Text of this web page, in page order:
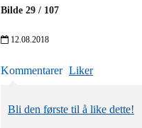
Bilde 29 / 107
12.08.2018
Kommentarer Liker
Bli den første til å like dette!